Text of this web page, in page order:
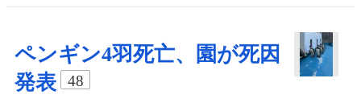
ペンギン4羽死亡、園が死因
発表
48